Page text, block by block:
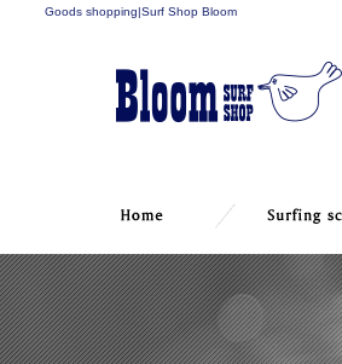
Goods shopping|Surf Shop Bloom